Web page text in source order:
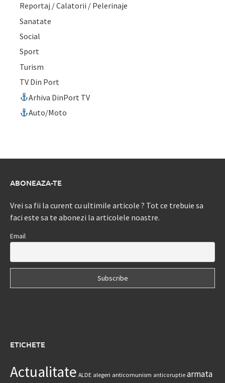
Reportaj / Calatorii / Pelerinaje
Sanatate
Social
Sport
Turism
TV Din Port
Arhiva DinPort TV
Auto/Moto
ABONEAZA-TE
Vrei sa fii la curent cu ultimile articole ? Tot ce trebuie sa
faci este sa te abonezi la articolele noastre.
Email
ETICHETE
Actualitate ALDE alegeri anticomunism anticoruptie armata